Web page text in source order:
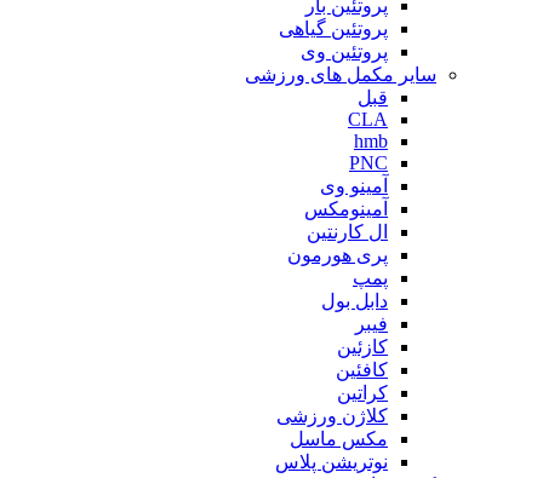
پروتئین بار
پروتئین گیاهی
پروتئین وی
سایر مکمل های ورزشی
قبل
CLA
hmb
PNC
آمینو وی
آمینومکس
ال کارنتین
پری هورمون
پمپ
دابل بول
فیبر
کازئین
کافئین
کراتین
کلاژن ورزشی
مکس ماسل
نوتریشن پلاس